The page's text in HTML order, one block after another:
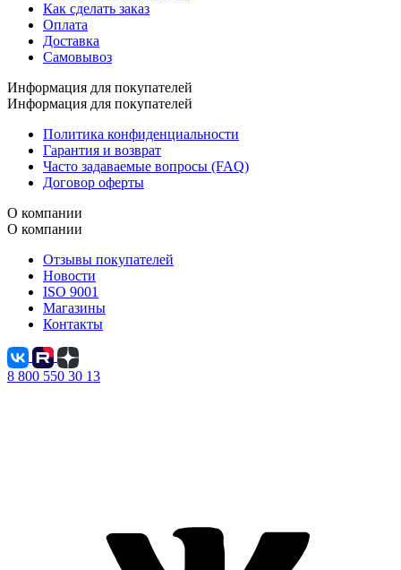
Как сделать заказ
Оплата
Доставка
Самовывоз
Информация для покупателей
Информация для покупателей
Политика конфиденциальности
Гарантия и возврат
Часто задаваемые вопросы (FAQ)
Договор оферты
О компании
О компании
Отзывы покупателей
Новости
ISO 9001
Магазины
Контакты
8 800 550 30 13